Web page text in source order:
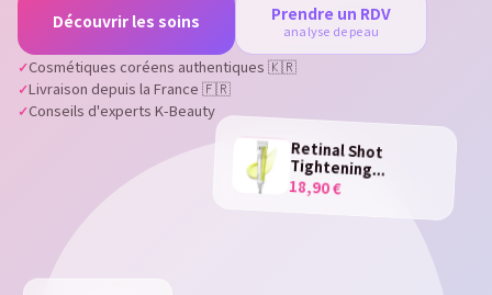
Découvrir les soins Prendre un RDV
analyse de peau
Cosmétiques coréens authentiques 🇰🇷
Livraison depuis la France 🇫🇷
Conseils d'experts K-Beauty
Retinal Shot
Tightening...
18,90 €